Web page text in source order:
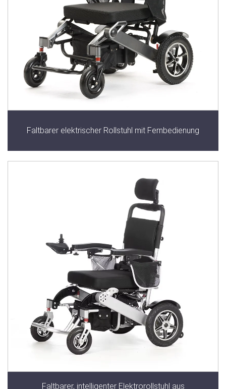
Faltbarer elektrischer Rollstuhl mit Fernbedienung
Faltbarer, intelligenter Elektrorollstuhl aus